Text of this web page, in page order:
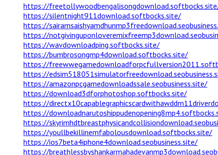
https://
https://silentnight911download.softbocks.site/
https://
https://
https://wavdownloadping.softbocks.site/
https://bumbrosongmp4download.softbocks.site/
https://
https://
https://amazonpcgamedownloadssale.seobusiness.site/
https://download3dforphotoshop.softbocks.site/
https://
https://
https://
https://youllbekillinemfabolousdownload.softbocks.site/
https://ios7beta4iphone4download.seobusiness.site/
https://